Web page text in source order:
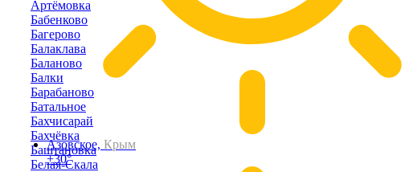
Азовское, Крым
+30°
Артёмовка
Бабенково
Багерово
Балаклава
Баланово
Балки
Барабаново
Батальное
Бахчисарай
Бахчёвка
Баштановка
Белая-Скала